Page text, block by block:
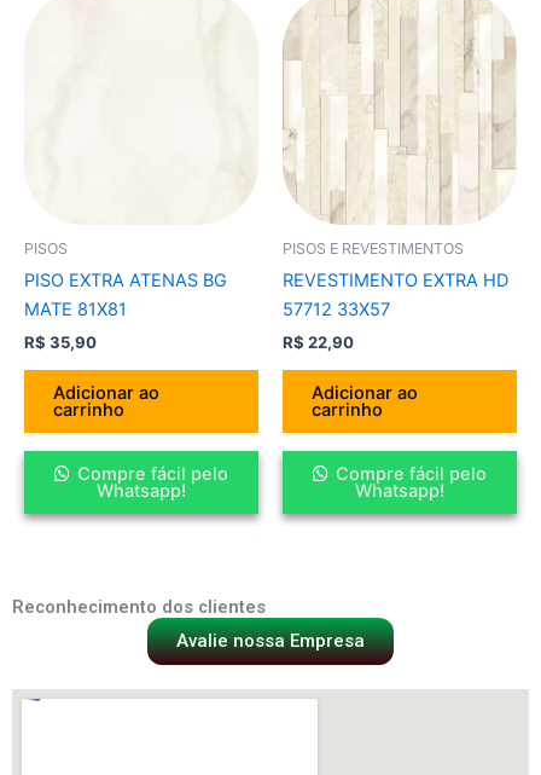
PISOS
PISO EXTRA ATENAS BG
MATE 81X81
R$ 35,90
Adicionar ao
carrinho
Compre fácil pelo
Whatsapp!
PISOS E REVESTIMENTOS
REVESTIMENTO EXTRA HD
57712 33X57
R$ 22,90
Adicionar ao
carrinho
Compre fácil pelo
Whatsapp!
Reconhecimento dos clientes
Avalie nossa Empresa